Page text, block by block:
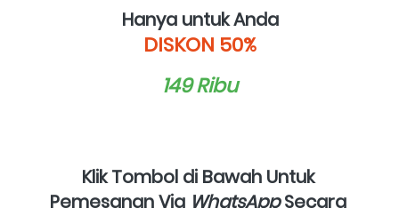
Hanya untuk Anda
DISKON 50%
149 Ribu
Klik Tombol di Bawah Untuk
Pemesanan Via WhatsApp Secara